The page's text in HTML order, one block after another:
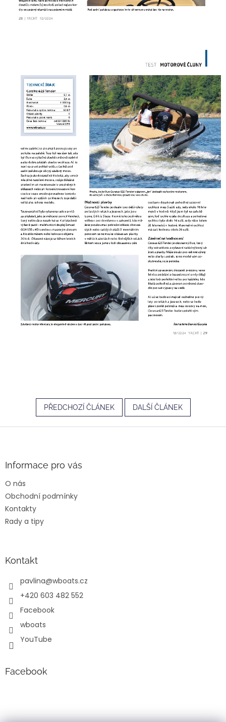
PŘEDCHOZÍ ČLÁNEK DALŠÍ ČLÁNEK
Informace pro vás
O nás
Obchodní podmínky
Kontakty
Rady a tipy
Kontakt
pavlina@wboats.cz
+420 603 482 552
Facebook
wboats
YouTube
Facebook